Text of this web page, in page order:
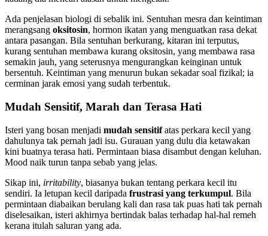
Ada penjelasan biologi di sebalik ini. Sentuhan mesra dan keintiman
merangsang oksitosin, hormon ikatan yang menguatkan rasa dekat
antara pasangan. Bila sentuhan berkurang, kitaran ini terputus,
kurang sentuhan membawa kurang oksitosin, yang membawa rasa
semakin jauh, yang seterusnya mengurangkan keinginan untuk
bersentuh. Keintiman yang menurun bukan sekadar soal fizikal; ia
cerminan jarak emosi yang sudah terbentuk.
Mudah Sensitif, Marah dan Terasa Hati
Isteri yang bosan menjadi mudah sensitifatas perkara kecil yang
dahulunya tak pernah jadi isu. Gurauan yang dulu dia ketawakan
kini buatnya terasa hati. Permintaan biasa disambut dengan keluhan.
Mood naik turun tanpa sebab yang jelas.
Sikap ini, irritability, biasanya bukan tentang perkara kecil itu
sendiri. Ia letupan kecil daripada frustrasi yang terkumpul. Bila
permintaan diabaikan berulang kali dan rasa tak puas hati tak pernah
diselesaikan, isteri akhirnya bertindak balas terhadap hal-hal remeh
kerana itulah saluran yang ada.